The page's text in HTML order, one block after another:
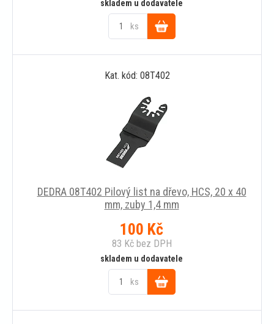
skladem u dodavatele
ks
Do
košíku
Kat. kód: 08T402
DEDRA 08T402 Pilový list na dřevo, HCS, 20 x 40
mm, zuby 1,4 mm
100 Kč
83 Kčbez DPH
skladem u dodavatele
ks
Do